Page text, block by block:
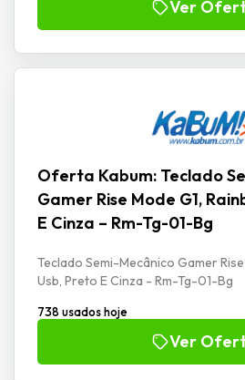
Ver
Oferta Kabum: Teclado
Gamer Rise Mode G1,
E Cinza – Rm-Tg-01-Bg
Teclado Semi-Mecânico Gamer
Usb, Preto E Cinza - Rm-Tg-01-Bg
738 usados hoje
Ver